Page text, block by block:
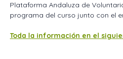
Plataforma Andaluza de
programa del curso junto con el
Toda la información en el